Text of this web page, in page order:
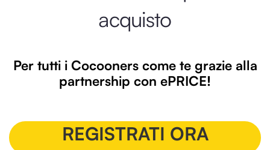
acquisto
Per tutti i Cocooners come te grazie alla
partnership con ePRICE!
REGISTRATI ORA